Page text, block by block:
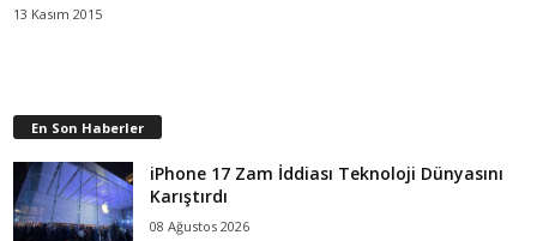
13 Kasım 2015
En Son Haberler
iPhone 17 Zam İddiası Teknoloji Dünyasını
Karıştırdı
08 Ağustos 2026